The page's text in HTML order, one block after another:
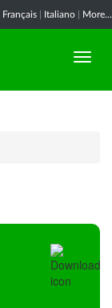
Français Italiano More...